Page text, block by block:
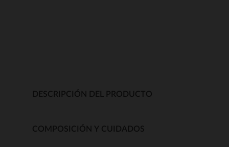
DESCRIPCIÓN DEL PRODUCTO
COMPOSICIÓN Y CUIDADOS